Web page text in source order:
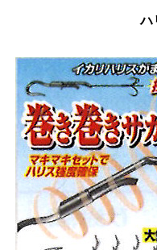
ハ